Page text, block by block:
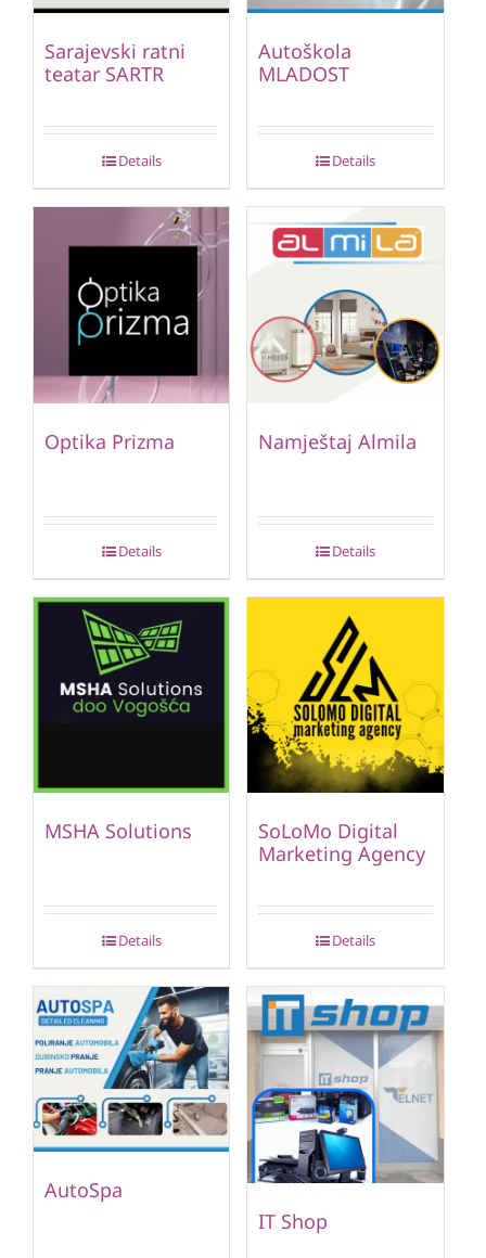
Sarajevski ratni
teatar SARTR
Details
Autoškola
MLADOST
Details
Optika Prizma
Details
Namještaj Almila
Details
MSHA Solutions
Details
SoLoMo Digital
Marketing Agency
Details
AutoSpa
IT Shop